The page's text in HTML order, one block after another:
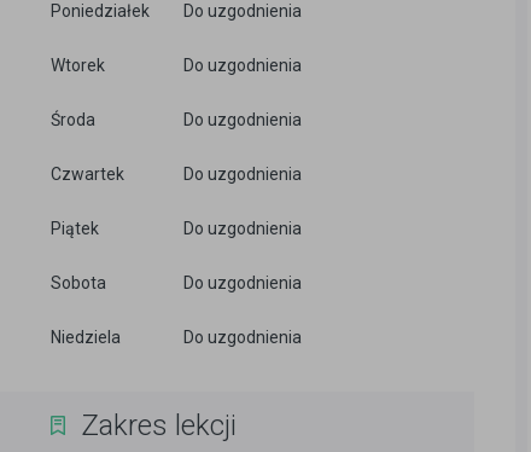
Poniedziałek Do uzgodnienia
Wtorek Do uzgodnienia
Środa Do uzgodnienia
Czwartek Do uzgodnienia
Piątek Do uzgodnienia
Sobota Do uzgodnienia
Niedziela Do uzgodnienia
Zakres lekcji